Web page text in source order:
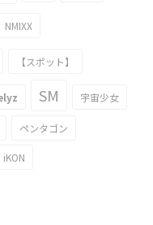
NMIXX
【スポット】
SM 宇宙少女
ペンタゴン
iKON